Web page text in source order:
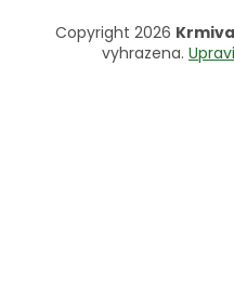
Copyright 2026
vyhrazena.